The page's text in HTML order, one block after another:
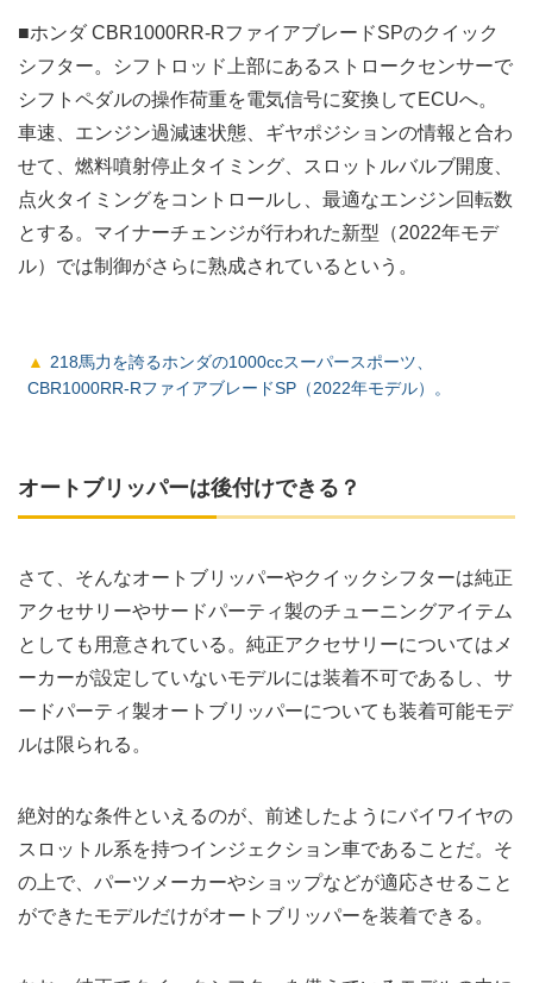
■ホンダ CBR1000RR-RファイアブレードSPのクイック
シフター。シフトロッド上部にあるストロークセンサーで
シフトペダルの操作荷重を電気信号に変換してECUへ。
車速、エンジン過減速状態、ギヤポジションの情報と合わ
せて、燃料噴射停止タイミング、スロットルバルブ開度、
点火タイミングをコントロールし、最適なエンジン回転数
とする。マイナーチェンジが行われた新型（2022年モデ
ル）では制御がさらに熟成されているという。
218馬力を誇るホンダの1000ccスーパースポーツ、
CBR1000RR-RファイアブレードSP（2022年モデル）。
オートブリッパーは後付けできる？
さて、そんなオートブリッパーやクイックシフターは純正
アクセサリーやサードパーティ製のチューニングアイテム
としても用意されている。純正アクセサリーについてはメ
ーカーが設定していないモデルには装着不可であるし、サ
ードパーティ製オートブリッパーについても装着可能モデ
ルは限られる。
絶対的な条件といえるのが、前述したようにバイワイヤの
スロットル系を持つインジェクション車であることだ。そ
の上で、パーツメーカーやショップなどが適応させること
ができたモデルだけがオートブリッパーを装着できる。